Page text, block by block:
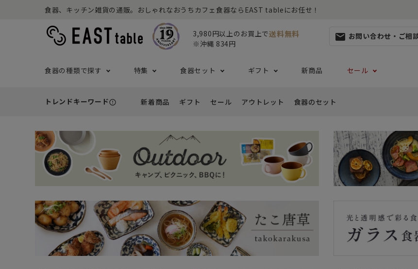
食器、キッチン雑貨の通販。おしゃれなおうちカフェ食器ならEAST tableにお任せ！
3,980円以上のお買上で送料無料
※沖縄 834円
mail お問い合わせ・ご相
食器の種類で探す
- 小皿
- 中皿・取り皿・ケーキ皿
- 大皿
- カレー・パスタ皿
- 中鉢・取り鉢・サラダボウル
- 大鉢
- とんすい
- 汁椀
- どんぶり・丼
- ラーメン鉢
箸・カトラリー・雑貨など
- 箸
デザイン・カラーで探す
- 和食器
素材で探す
特集
基本の食器特集 推し活特集 食品 ~からだ想いの食
食器セット
和食器セット 洋食器セット 白い食器セット
こども食器セット まとめ買いでお得なセ
ギフト
- ～2,999円
- 3,000円～4,999円
- 5,000円～9,999円
- 誕生日
- 内祝い
- 有料ラッピング
- Eギフト
新商品 セール
トレンドキーワードerror_outline 新着商品 ギフト セール アウトレット 食器のセット